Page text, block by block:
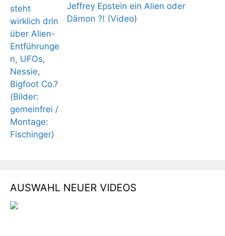
Jeffrey Epstein ein Alien oder
Dämon ?! (Video)
AUSWAHL NEUER VIDEOS